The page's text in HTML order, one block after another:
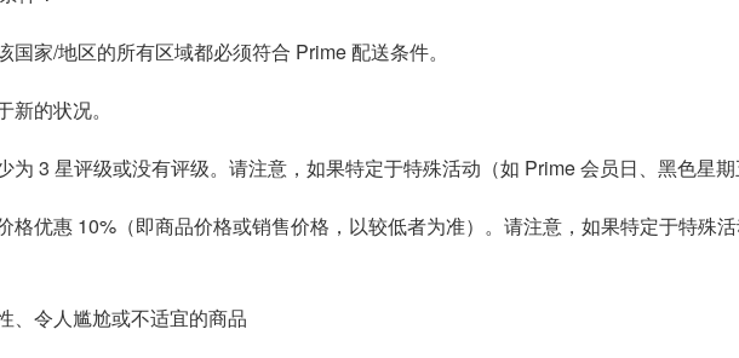
家/地区的所有区域都必须符合 Prime 配送条件。
的状况。
为 3 星评级或没有评级。请注意，如果特定于特殊活动（如 Prime 会员日、黑色星期
格优惠 10%（即商品价格或销售价格，以较低者为准）。请注意，如果特定于特殊
、令人尴尬或不适宜的商品